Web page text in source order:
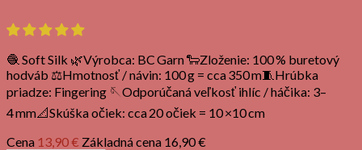
🧶 Soft Silk 🌿Výrobca: BC Garn 🐑Zloženie: 100 % buretový
hodváb ⚖️Hmotnosť / návin: 100 g = cca 350 m🧵Hrúbka
priadze: Fingering 🪡Odporúčaná veľkosť ihlíc / háčika: 3–
4 mm📐Skúška očiek: cca 20 očiek = 10 ×10 cm
Cena 13,90 € Základná cena 16,90 €